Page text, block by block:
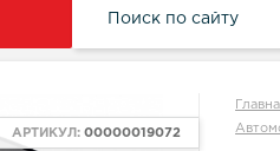
АРТИКУЛ:00000019072